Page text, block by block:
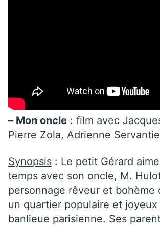
– Mon oncle : film avec
Pierre Zola, Adrienne
Synopsis : Le petit Gérard
temps avec son oncle, M.
personnage rêveur et bohème
un quartier populaire et joyeux
banlieue parisienne. Ses